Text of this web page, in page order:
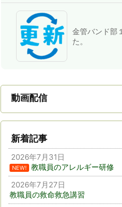
金管バンド部
た。
動画配信
新着記事
2026年7月31日
NEW!
教職員のアレルギー研修
2026年7月27日
教職員の救命救急講習